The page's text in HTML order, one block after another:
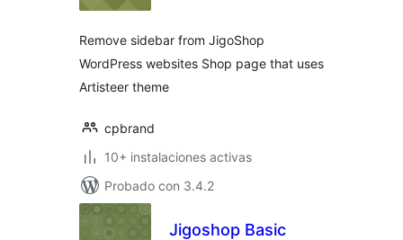
Remove sidebar from JigoShop
WordPress websites Shop page that uses
Artisteer theme
cpbrand
10+ instalaciones activas
Probado con 3.4.2
Jigoshop Basic